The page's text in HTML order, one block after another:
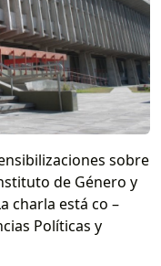
sobre
de Género y
charla está co –
Políticas y